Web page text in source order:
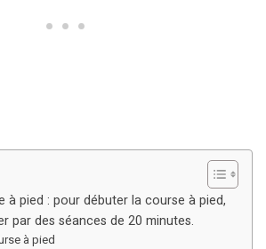
à pied : pour débuter la course à pied,
par des séances de 20 minutes.
à pied